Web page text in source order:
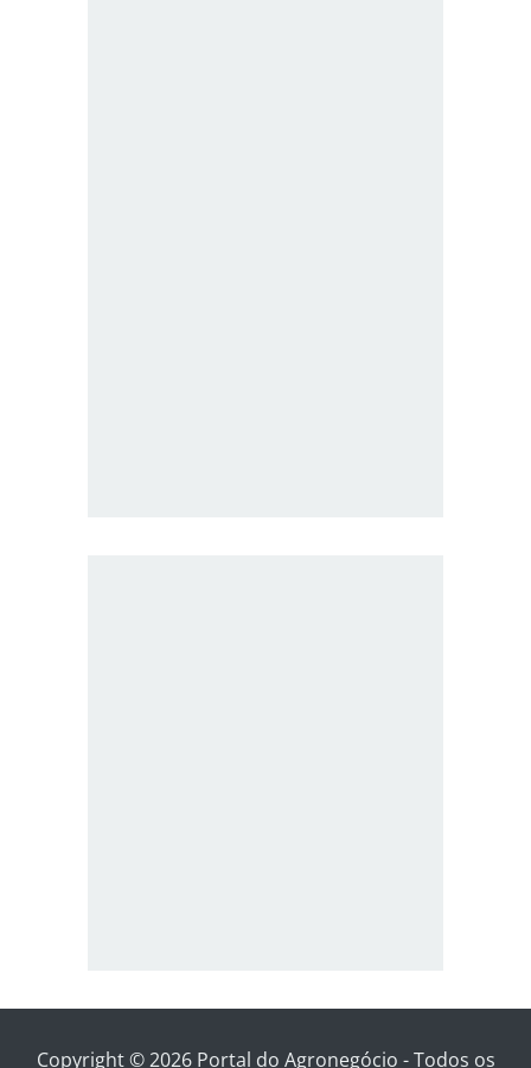
Copyright © 2026 Portal do Agronegócio - Todos os